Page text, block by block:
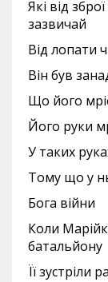
Які від
зазвичай
Від лопати
Він був
Що його
Його руки
У таких
Тому що у
Бога війни
Коли
батальйону
Її зустріли